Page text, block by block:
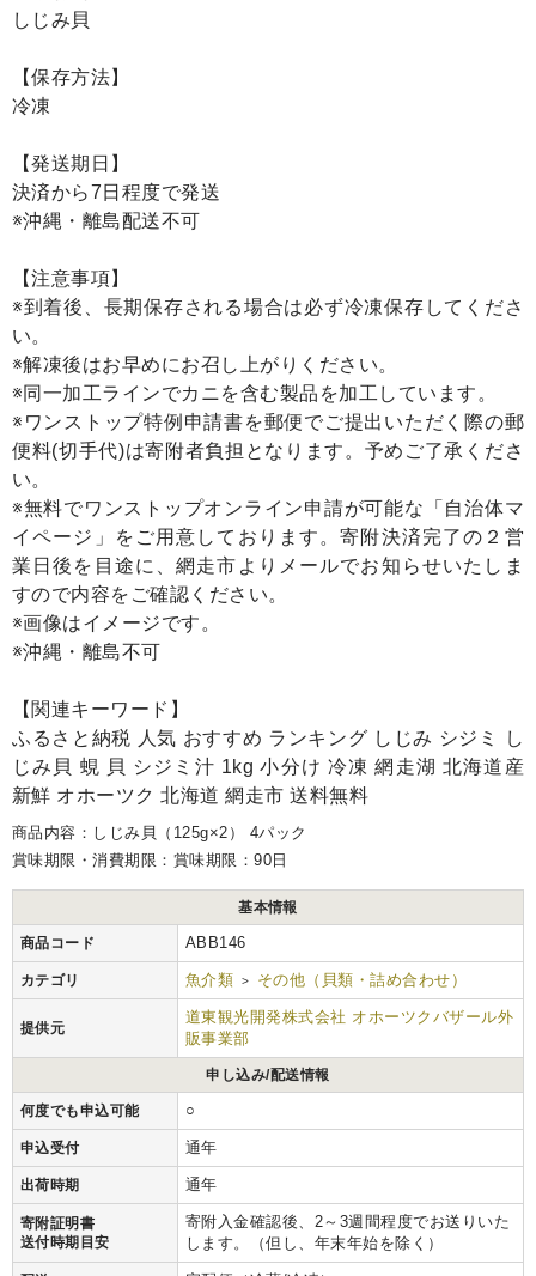
しじみ貝
【保存方法】
冷凍
【発送期日】
決済から7日程度で発送
※沖縄・離島配送不可
【注意事項】
※到着後、長期保存される場合は必ず冷凍保存してくださ
い。
※解凍後はお早めにお召し上がりください。
※同一加工ラインでカニを含む製品を加工しています。
※ワンストップ特例申請書を郵便でご提出いただく際の郵
便料(切手代)は寄附者負担となります。予めご了承くださ
い。
※無料でワンストップオンライン申請が可能な「自治体マ
イページ」をご用意しております。寄附決済完了の２営
業日後を目途に、網走市よりメールでお知らせいたしま
すので内容をご確認ください。
※画像はイメージです。
※沖縄・離島不可
【関連キーワード】
ふるさと納税 人気 おすすめ ランキング しじみ シジミ し
じみ貝 蜆 貝 シジミ汁 1kg 小分け 冷凍 網走湖 北海道産
新鮮 オホーツク 北海道 網走市 送料無料
商品内容：しじみ貝（125g×2） 4パック
賞味期限・消費期限：賞味期限：90日
基本情報
商品コード ABB146
カテゴリ 魚介類 > その他（貝類・詰め合わせ）
提供元
道東観光開発株式会社 オホーツクバザール外
販事業部
申し込み/配送情報
何度でも申込可能 ○
申込受付 通年
出荷時期 通年
寄附証明書
送付時期目安
寄附入金確認後、2～3週間程度でお送りいた
します。（但し、年末年始を除く）